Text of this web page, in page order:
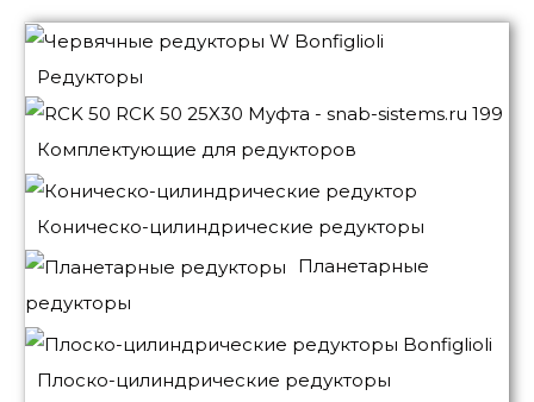
Редукторы
Комплектующие для редукторов
Коническо-цилиндрические редукторы
Планетарные
редукторы
Плоско-цилиндрические редукторы